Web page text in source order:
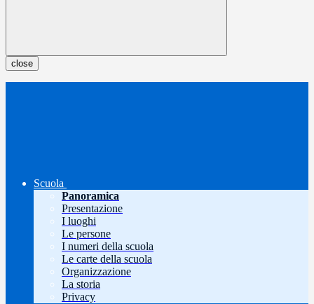
close
Scuola
Panoramica
Presentazione
I luoghi
Le persone
I numeri della scuola
Le carte della scuola
Organizzazione
La storia
Privacy